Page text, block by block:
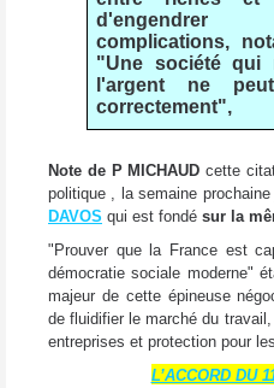
d'engendrer
complications,
"Une société qui
l'argent ne
correctement",
Note de P MICHAUD cette
politique , la semaine
DAVOS qui est fondé sur la
"Prouver que la France est
démocratie sociale moderne"
majeur de cette épineuse
de fluidifier le marché du
entreprises et protection pour
L’ACCORD DU